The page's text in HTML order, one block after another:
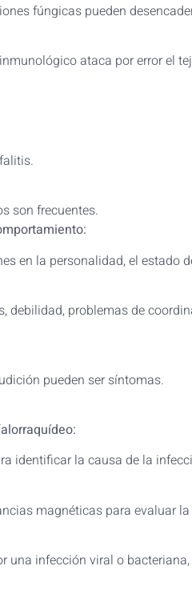
fúngicas pueden
ataca por error el
son frecuentes.
en la personalidad, el estado
debilidad, problemas de
pueden ser síntomas.
identificar la causa de la
magnéticas para evaluar
una infección viral o